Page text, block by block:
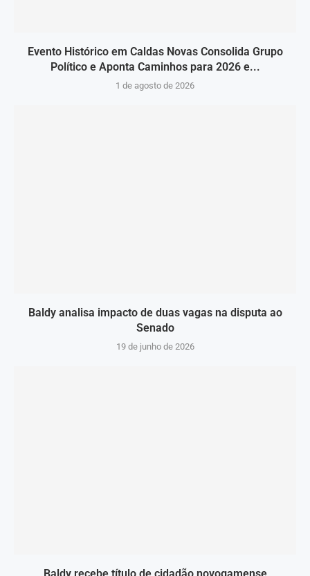
Evento Histórico em Caldas Novas Consolida Grupo
Político e Aponta Caminhos para 2026 e...
1 de agosto de 2026
Baldy analisa impacto de duas vagas na disputa ao
Senado
19 de junho de 2026
Baldy recebe título de cidadão novogamense